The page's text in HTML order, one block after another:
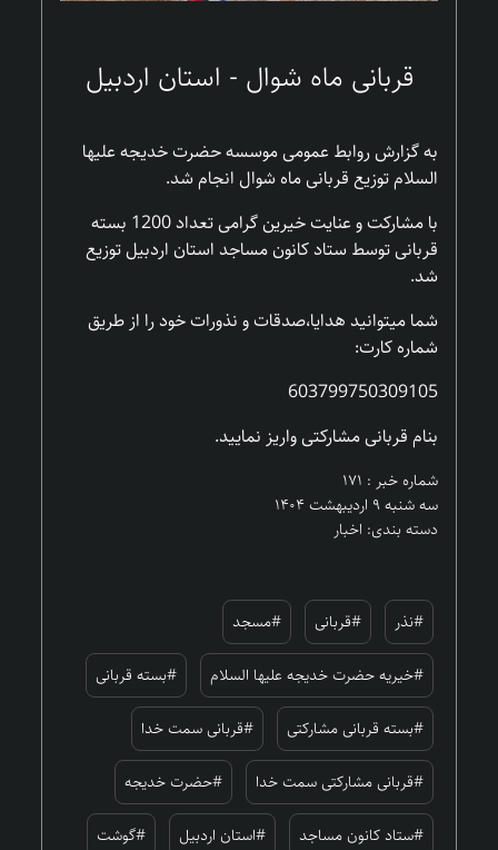
قربانی ماه شوال - استان اردبیل
به گزارش روابط عمومی موسسه حضرت خدیجه علیها
السلام توزیع قربانی ماه شوال انجام شد.
با مشارکت و عنایت خیرین گرامی تعداد 1200 بسته
قربانی توسط ستاد کانون مساجد استان اردبیل توزیع
شد.
شما میتوانید هدایا،صدقات و نذورات خود را از طریق
شماره کارت:
603799750309105
بنام قربانی مشارکتی واریز نمایید.
شماره خبر : ۱۷۱
سه شنبه ۹ اردیبهشت ۱۴۰۴
دسته بندی: اخبار
#نذر #قربانی #مسجد
#خیریه حضرت خدیجه علیها السلام #بسته قربانی
#بسته قربانی مشارکتی #قربانی سمت خدا
#قربانی مشارکتی سمت خدا #حضرت خدیجه
#ستاد کانون مساجد #استان اردبیل #گوشت